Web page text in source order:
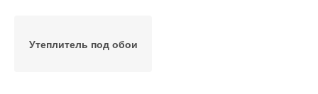
Утеплитель под обои